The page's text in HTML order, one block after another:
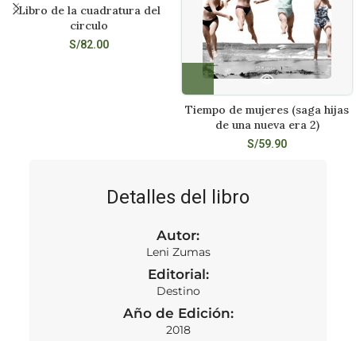
Libro de la cuadratura del
circulo
S/82.00
Tiempo de mujeres (saga hijas
de una nueva era 2)
S/59.90
Detalles del libro
Autor:
Leni Zumas
Editorial:
Destino
Año de Edición:
2018